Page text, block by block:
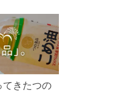
てきたつの